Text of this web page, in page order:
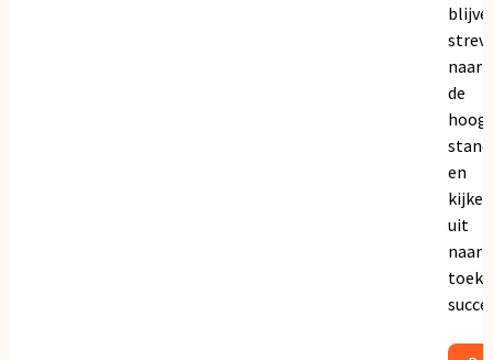
naar
de
en
kijken
uit
naar